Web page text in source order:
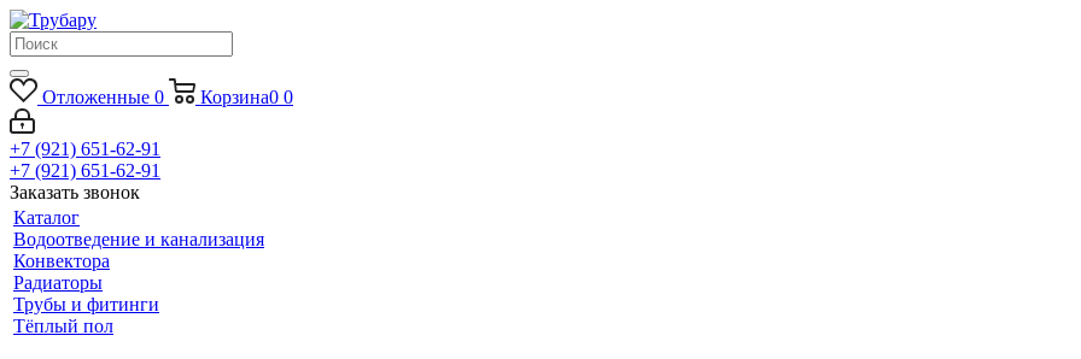
Отложенные 0 Корзина0 0
+7 (921) 651-62-91
+7 (921) 651-62-91
Заказать звонок
Каталог
Водоотведение и канализация
Конвектора
Радиаторы
Трубы и фитинги
Тёплый пол